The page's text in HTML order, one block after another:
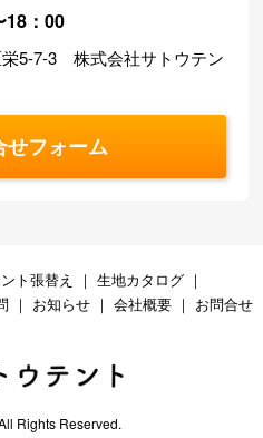
：00
5-7-3 株式会社サトウテン
せフォーム
ト張替え ｜ 生地カタログ ｜
｜ お知らせ ｜ 会社概要 ｜ お問合せ
Rights Reserved.